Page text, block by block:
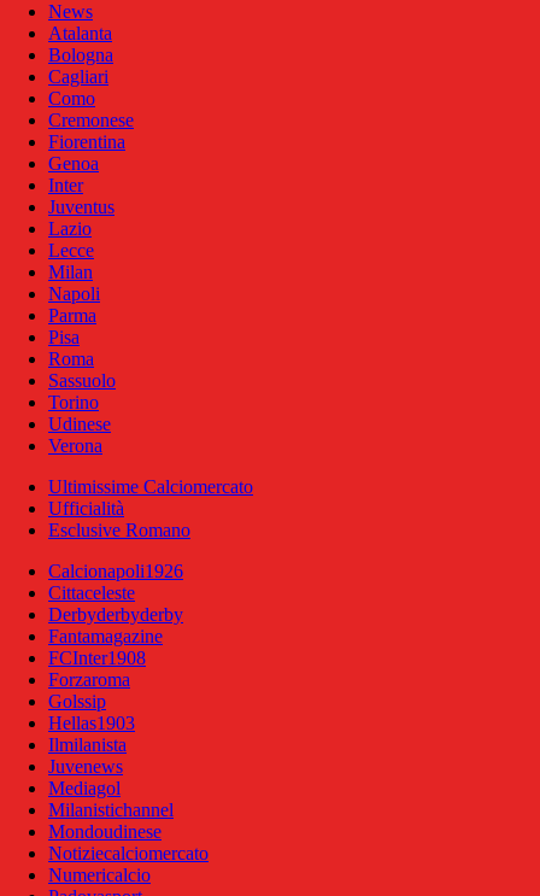
News
Atalanta
Bologna
Cagliari
Como
Cremonese
Fiorentina
Genoa
Inter
Juventus
Lazio
Lecce
Milan
Napoli
Parma
Pisa
Roma
Sassuolo
Torino
Udinese
Verona
Ultimissime Calciomercato
Ufficialità
Esclusive Romano
Calcionapoli1926
Cittaceleste
Derbyderbyderby
Fantamagazine
FCInter1908
Forzaroma
Golssip
Hellas1903
Ilmilanista
Juvenews
Mediagol
Milanistichannel
Mondoudinese
Notiziecalciomercato
Numericalcio